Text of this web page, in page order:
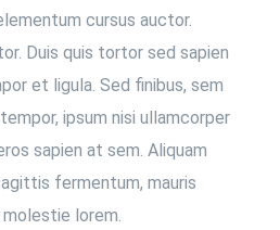
cursus auctor.
Duis quis tortor sed sapien
et ligula. Sed finibus, sem
ipsum nisi ullamcorper
sapien at sem. Aliquam
fermentum, mauris
lorem.